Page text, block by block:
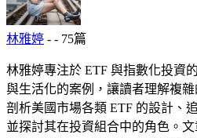
林雅婷 - - 75篇
林雅婷專注於 ETF 與指數化投資
與生活化的案例，讓讀者理解複
剖析美國市場各類 ETF 的設計、
並探討其在投資組合中的角色。